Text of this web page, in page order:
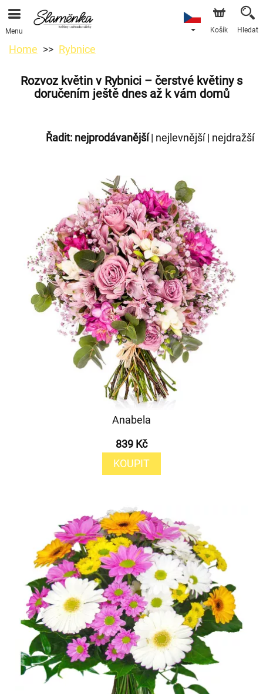
Menu Košík Hledat
Home Rybnice
Rozvoz květin v Rybnici – čerstvé květiny s
doručením ještě dnes až k vám domů
Řadit: nejprodávanější| nejlevnější| nejdražší
Anabela
839 Kč
KOUPIT